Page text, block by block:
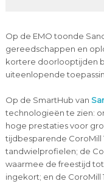
Op de EMO toonde
gereedschappen en
kortere doorlooptijden
uiteenlopende
Op de SmartHub van
technologieën te zien:
hoge prestaties voor
tijdbesparende CoroMill
tandwielprofielen; de
waarmee de freestijd
ingekort; en de CoroMill